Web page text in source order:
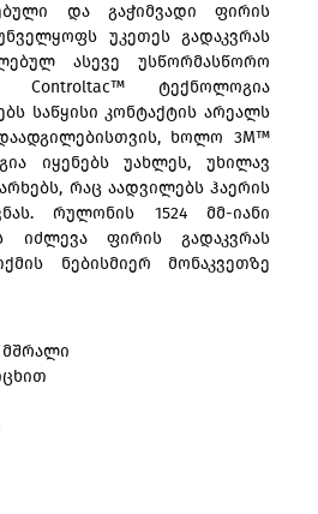
და გაჭიმვადი ფირის
უკეთეს გადაკვრას
ასევე უსწორმასწორო
Controltac™ ტექნოლოგია
საწყისი კონტაქტის არეალს
ხოლო 3M™
იყენებს უახლეს, უხილავ
რაც აადვილებს ჰაერის
რულონის 1524 მმ-იანი
იძლევა ფირის გადაკვრას
ნებისმიერ მონაკვეთზე